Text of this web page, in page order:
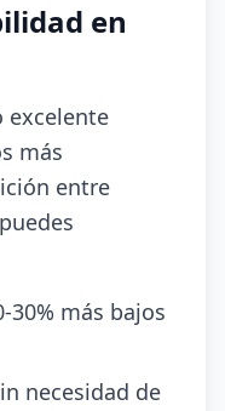
en
excelente
más
entre
30% más bajos
necesidad de